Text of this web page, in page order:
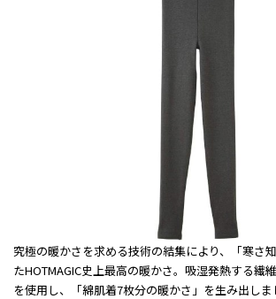
究極の暖かさを求める技術の結集により、「寒さ
たHOTMAGIC史上最高の暖かさ。吸湿発熱する繊
を使用し、「綿肌着7枚分の暖かさ」を生み出し